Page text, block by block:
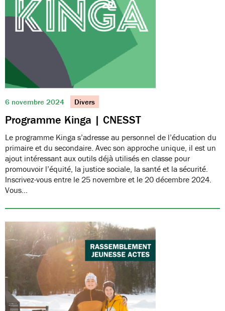
6 novembre 2024 Divers
Programme Kinga | CNESST
Le programme Kinga s’adresse au personnel de l’éducation du
primaire et du secondaire. Avec son approche unique, il est un
ajout intéressant aux outils déjà utilisés en classe pour
promouvoir l’équité, la justice sociale, la santé et la sécurité.
Inscrivez-vous entre le 25 novembre et le 20 décembre 2024.
Vous…